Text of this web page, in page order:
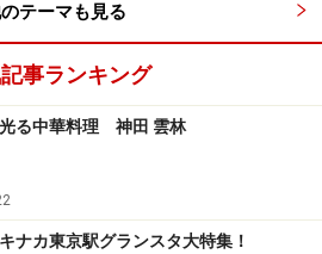
テーマも見る
事ランキング
る中華料理 神田 雲林
ナカ東京駅グランスタ大特集！